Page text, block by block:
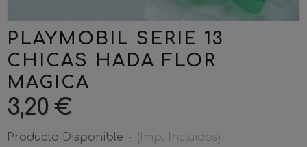
PLAYMOBIL SERIE 13
CHICAS HADA FLOR
MAGICA
3,20 €
Producto Disponible - (Imp. Incluidos)